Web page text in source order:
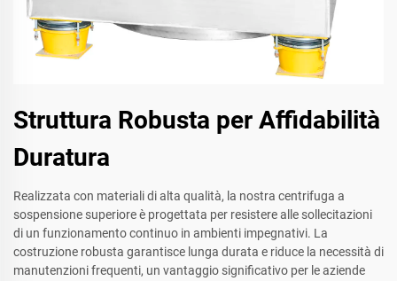
Struttura Robusta per Affidabilità
Duratura
Realizzata con materiali di alta qualità, la nostra centrifuga a
sospensione superiore è progettata per resistere alle sollecitazioni
di un funzionamento continuo in ambienti impegnativi. La
costruzione robusta garantisce lunga durata e riduce la necessità di
manutenzioni frequenti, un vantaggio significativo per le aziende